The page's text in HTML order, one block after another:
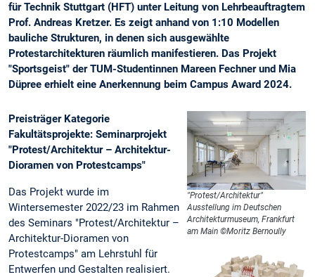
für Technik Stuttgart (HFT) unter Leitung von Lehrbeauftragtem
Prof. Andreas Kretzer. Es zeigt anhand von 1:10 Modellen
bauliche Strukturen, in denen sich ausgewählte
Protestarchitekturen räumlich manifestieren. Das Projekt
"Sportsgeist" der TUM-Studentinnen Mareen Fechner und Mia
Düpree erhielt eine Anerkennung beim Campus Award 2024.
"Protest/Architektur"
Ausstellung im Deutschen
Architekturmuseum, Frankfurt
am Main ©Moritz Bernoully
Preisträger Kategorie
Fakultätsprojekte: Seminarprojekt
"Protest/Architektur – Architektur-
Dioramen von Protestcamps"
Das Projekt wurde im
Wintersemester 2022/23 im Rahmen
des Seminars "Protest/Architektur –
Architektur-Dioramen von
Protestcamps" am Lehrstuhl für
Entwerfen und Gestalten realisiert.